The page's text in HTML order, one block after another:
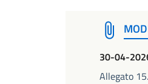
30-04-
Allegato